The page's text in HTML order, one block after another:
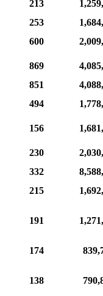
213
253
600
869
851
494
156
230
332
215
191
174
138